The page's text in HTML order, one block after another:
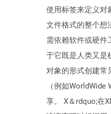
使用标签来定义对
文件格式的整个想
需依赖软件或硬件
于它既是人类又是
对象的形式创建常
（例如
享。 X＆rdquo;在